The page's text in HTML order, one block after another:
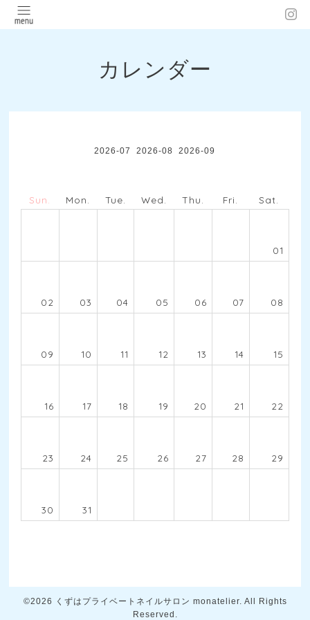
カレンダー
2026-07 2026-082026-09
Sun. Mon. Tue. Wed. Thu. Fri. Sat.
01
02 03 04 05 06 07 08
09 10 11 12 13 14 15
16 17 18 19 20 21 22
23 24 25 26 27 28 29
30 31
©2026 くずはプライベートネイルサロン monatelier. All Rights
Reserved.